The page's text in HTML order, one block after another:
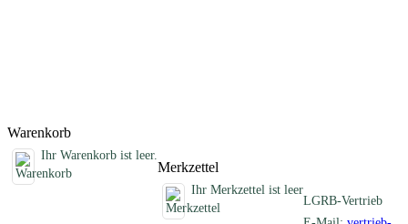
Warenkorb
Ihr Warenkorb ist leer.
Merkzettel
Ihr Merkzettel ist leer
LGRB-Vertrieb